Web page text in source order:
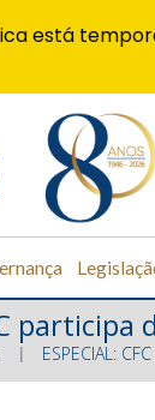
ESPECIAL:
está